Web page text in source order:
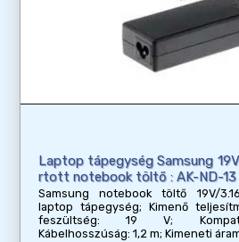
Laptop tápegység Samsung
rtott notebook töltő : AK-ND-13
Samsung notebook töltő 19V/
laptop tápegység; Kimenő
feszültség: 19 V;
Kábelhosszúság: 1,2 m; Kimeneti